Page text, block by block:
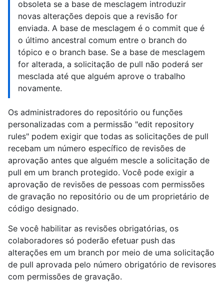
obsoleta se a base de mesclagem introduzir
novas alterações depois que a revisão for
enviada. A base de mesclagem é o commit que é
o último ancestral comum entre o branch do
tópico e o branch base. Se a base de mesclagem
for alterada, a solicitação de pull não poderá ser
mesclada até que alguém aprove o trabalho
novamente.
Os administradores do repositório ou funções
personalizadas com a permissão "edit repository
rules" podem exigir que todas as solicitações de pull
recebam um número específico de revisões de
aprovação antes que alguém mescle a solicitação de
pull em um branch protegido. Você pode exigir a
aprovação de revisões de pessoas com permissões
de gravação no repositório ou de um proprietário de
código designado.
Se você habilitar as revisões obrigatórias, os
colaboradores só poderão efetuar push das
alterações em um branch por meio de uma solicitação
de pull aprovada pelo número obrigatório de revisores
com permissões de gravação.